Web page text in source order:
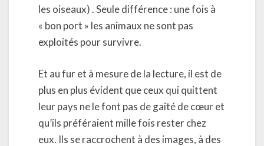
les oiseaux) . Seule différence : une fois à
« bon port » les animaux ne sont pas
exploités pour survivre.
Et au fur et à mesure de la lecture, il est de
plus en plus évident que ceux qui quittent
leur pays ne le font pas de gaité de cœur et
qu’ils préféraient mille fois rester chez
eux. Ils se raccrochent à des images, à des